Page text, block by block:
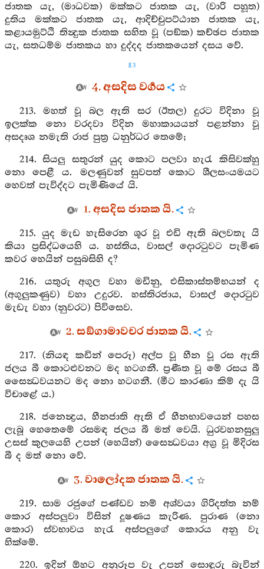
ජාතක යැ, (මාධවක) මක්කට ජාතක යැ, (වාරි පහූත)
දුතිය මක්කට ජාතක යැ, ආදිච්චුපට්ඨාන ජාතක යැ,
කළායමුට්ඨි තින්‍දුක ජාතක සහිත වූ (පඞ්ක) කච්ඡප ජාතක
යැ, සතධම්ම ජාතකය හා දුද්දද ජාතකයෙන් දසය වේ.
83
4. අසදිස වර්‍ගය
213. මහත් වූ බල ඇති සර (ඊතල) දුරට විදිනා වූ
ඉලක්ක නො වරදවා විදින මහාකායයන් පළන්නා වූ
අසදෘශ නමැති රාජ පුත්‍ර ධනුර්ධර තෙමේ;
214. සියලු සතුරන් යුද කොට පලවා හැරැ කිසිවක්හු
නො පෙළී ය. මලණුවන් සුවපත් කොට ශීලසංයමයට
හෙවත් පැවිද්දට පැමිණියේ යි.
1. අසදිස ජාතක යි.
215. යුද මැඩ හැසිරෙන ශූර වූ එඩි ඇති බලවතැ යි
කියා ප්‍රසිද්ධයෙහි ය. හස්තිය, වාසල් දොරටුවට පැමිණ
කවර හෙයින් පසුබසිහි ද?
216. යතුරු අගුල වහා මඩිනු, එසිකාස්තම්භයන් ද
(අගුලුකණුව) වහා උදුරව. හස්තිරජාය, වාසල් දොරටුව
මැඩැ වහා (නුවරට) පිවිසෙව.
2. සඞ්ගාමාවචර ජාතක යි.
217. (නියඳ කඩින් පෙරූ) අල්ප වූ හීන වූ රස ඇති
ජලය බී කොටළුවනට මද හටගනී. ප්‍රණීත වූ මේ රසය බී
සෛන්‍ධවයනට මද නො හටගනී. (මීට කාරණා කිම් දැ යි
විචාළේ ය.)
218. ජනෙන්‍ද්‍රය, හීනජාති ඇති ඒ හීනභාවයෙන් පහස
ලැබූ හෙතෙමේ රසමඳ ජලය බී මත් වෙයි. ධුරවහනසුලු
උසස් කුලයෙහි උපන් (හෙයින්) සෛන්‍ධවයා අග්‍ර වූ මිදිරස
බී ද මත් නො වේ.
3. වාලෝදක ජාතක යි.
219. සාම රජුගේ පණ්ඩව නම් අශ්වයා ගිරිදත්ත නම්
කොර අස්පලුවා විසින් දූෂණය කැරිණ. පුරාණ (නො
කොර) ස්වභාවය හැරැ අස්පලුගේ කොරය අනු වැ
හික්මේ.
220. ඉදින් ඕහට අනුරූප වැ උපන් සොඳුරු බැවින්